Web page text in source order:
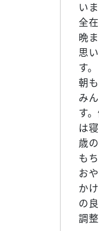
い
全
晩
思
す。
朝
み
す
は
歳
も
お
か
の
調